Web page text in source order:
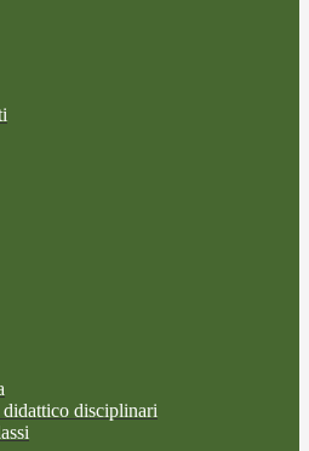
disciplinari